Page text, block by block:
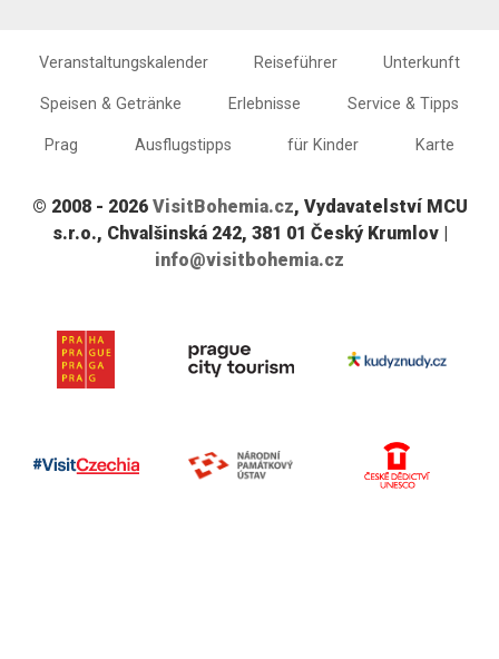
Veranstaltungskalender Reiseführer Unterkunft
Speisen & Getränke Erlebnisse Service & Tipps
Prag Ausflugstipps für Kinder Karte
© 2008 - 2026 VisitBohemia.cz, Vydavatelství MCU
s.r.o., Chvalšinská 242, 381 01 Český Krumlov |
info@visitbohemia.cz